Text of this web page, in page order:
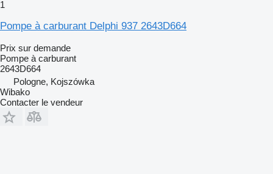
1
Pompe à carburant Delphi 937 2643D664
Prix sur demande
Pompe à carburant
2643D664
Pologne, Kojszówka
Wibako
Contacter le vendeur